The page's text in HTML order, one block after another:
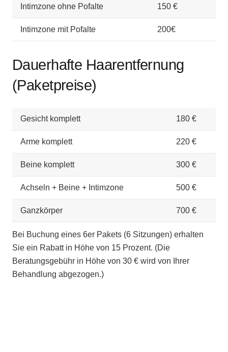
Intimzone ohne Pofalte 150 €
Intimzone mit Pofalte 200€
Dauerhafte Haarentfernung
(Paketpreise)
Gesicht komplett 180 €
Arme komplett 220 €
Beine komplett 300 €
Achseln + Beine + Intimzone 500 €
Ganzkörper 700 €
Bei Buchung eines 6er Pakets (6 Sitzungen) erhalten
Sie ein Rabatt in Höhe von 15 Prozent. (Die
Beratungsgebühr in Höhe von 30 € wird von Ihrer
Behandlung abgezogen.)